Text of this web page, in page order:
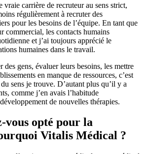
vraie carrière de recruteur au sens strict,
régulièrement à recruter des
pour les besoins de l’équipe. En tant que
commercial, les contacts humains
et j’ai toujours apprécié le
humaines dans le travail.
des gens, évaluer leurs besoins, les mettre
en manque de ressources, c’est
sens je trouve. D’autant plus qu’il y a
comme j’en avais l’habitude
de nouvelles thérapies.
vous opté pour la
Vitalis Médical ?